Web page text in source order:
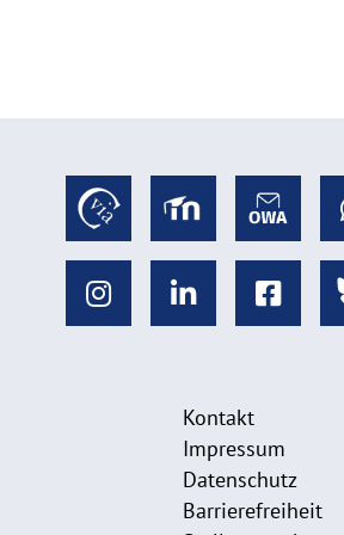
Kontakt
Impressum
Datenschutz
Barrierefreiheit